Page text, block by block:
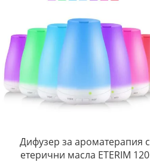
Дифузер за ароматерапия с
етерични масла ETERIM 120